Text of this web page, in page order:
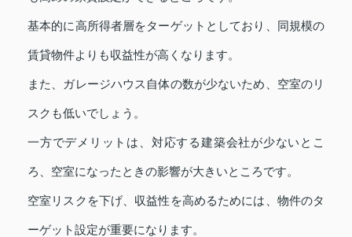
基本的に高所得者層をターゲットとしており、同規模の
賃貸物件よりも収益性が高くなります。
また、ガレージハウス自体の数が少ないため、空室のリ
スクも低いでしょう。
一方でデメリットは、対応する建築会社が少ないとこ
ろ、空室になったときの影響が大きいところです。
空室リスクを下げ、収益性を高めるためには、物件のタ
ーゲット設定が重要になります。